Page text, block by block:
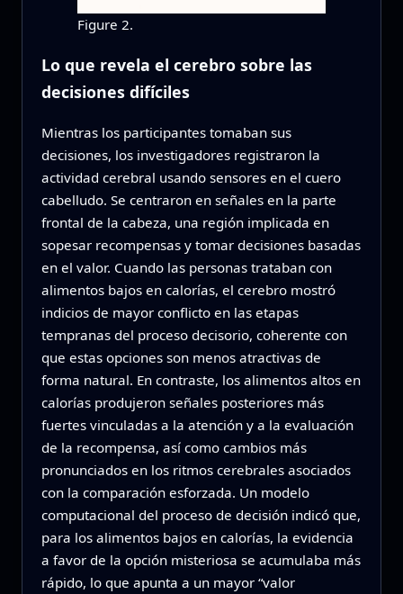
Figure 2.
Lo que revela el cerebro sobre las
decisiones difíciles
Mientras los participantes tomaban sus
decisiones, los investigadores registraron la
actividad cerebral usando sensores en el cuero
cabelludo. Se centraron en señales en la parte
frontal de la cabeza, una región implicada en
sopesar recompensas y tomar decisiones basadas
en el valor. Cuando las personas trataban con
alimentos bajos en calorías, el cerebro mostró
indicios de mayor conflicto en las etapas
tempranas del proceso decisorio, coherente con
que estas opciones son menos atractivas de
forma natural. En contraste, los alimentos altos en
calorías produjeron señales posteriores más
fuertes vinculadas a la atención y a la evaluación
de la recompensa, así como cambios más
pronunciados en los ritmos cerebrales asociados
con la comparación esforzada. Un modelo
computacional del proceso de decisión indicó que,
para los alimentos bajos en calorías, la evidencia
a favor de la opción misteriosa se acumulaba más
rápido, lo que apunta a un mayor “valor